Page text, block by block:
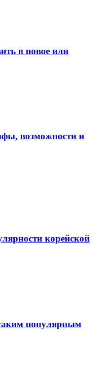
в новое или
возможности и
корейской
популярным